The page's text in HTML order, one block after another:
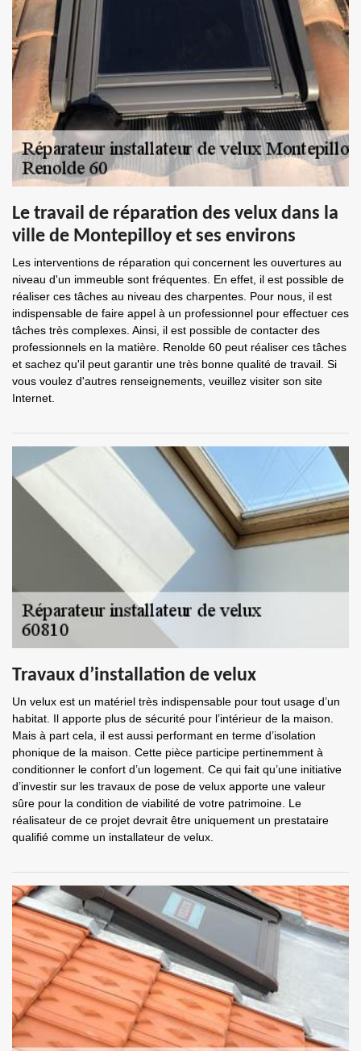
Le travail de réparation des velux dans la
ville de Montepilloy et ses environs
Les interventions de réparation qui concernent les ouvertures au
niveau d'un immeuble sont fréquentes. En effet, il est possible de
réaliser ces tâches au niveau des charpentes. Pour nous, il est
indispensable de faire appel à un professionnel pour effectuer ces
tâches très complexes. Ainsi, il est possible de contacter des
professionnels en la matière. Renolde 60 peut réaliser ces tâches
et sachez qu'il peut garantir une très bonne qualité de travail. Si
vous voulez d'autres renseignements, veuillez visiter son site
Internet.
Travaux d’installation de velux
Un velux est un matériel très indispensable pour tout usage d’un
habitat. Il apporte plus de sécurité pour l’intérieur de la maison.
Mais à part cela, il est aussi performant en terme d’isolation
phonique de la maison. Cette pièce participe pertinemment à
conditionner le confort d’un logement. Ce qui fait qu’une initiative
d’investir sur les travaux de pose de velux apporte une valeur
sûre pour la condition de viabilité de votre patrimoine. Le
réalisateur de ce projet devrait être uniquement un prestataire
qualifié comme un installateur de velux.